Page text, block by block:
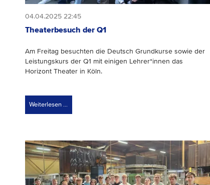
04.04.2025 22:45
Theaterbesuch der Q1
Am Freitag besuchten die Deutsch Grundkurse sowie der
Leistungskurs der Q1 mit einigen Lehrer*innen das
Horizont Theater in Köln.
Weiterlesen …